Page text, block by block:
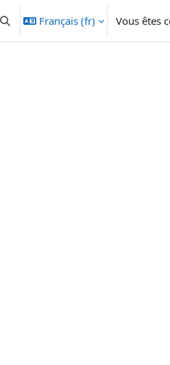
Activer/désactiver la saisie de
Français ‎(fr)‎ Vous êtes